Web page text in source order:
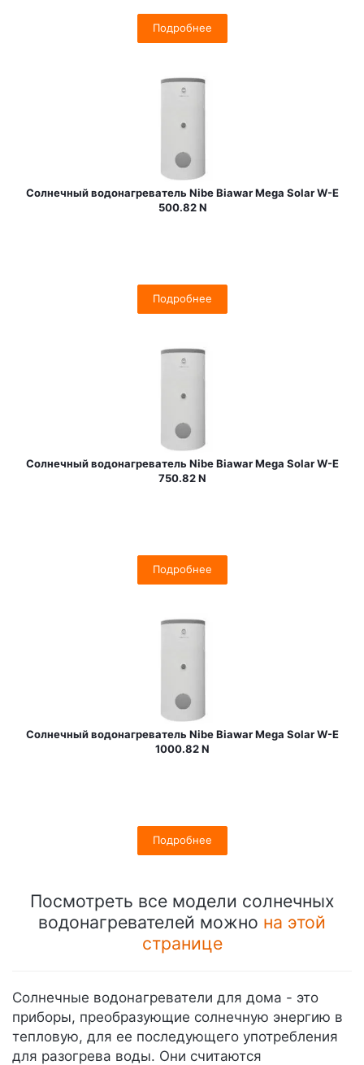
Подробнее
Солнечный водонагреватель Nibe Biawar Mega Solar W-E
500.82 N
Подробнее
Солнечный водонагреватель Nibe Biawar Mega Solar W-E
750.82 N
Подробнее
Солнечный водонагреватель Nibe Biawar Mega Solar W-E
1000.82 N
Подробнее
Посмотреть все модели солнечных
водонагревателей можно на этой
странице
Солнечные водонагреватели для дома - это
приборы, преобразующие солнечную энергию в
тепловую, для ее последующего употребления
для разогрева воды. Они считаются